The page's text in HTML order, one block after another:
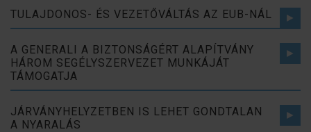
TULAJDONOS- ÉS VEZETŐVÁLTÁS AZ EUB-NÁL
A GENERALI A BIZTONSÁGÉRT ALAPÍTVÁNY
HÁROM SEGÉLYSZERVEZET MUNKÁJÁT
TÁMOGATJA
JÁRVÁNYHELYZETBEN IS LEHET GONDTALAN
A NYARALÁS